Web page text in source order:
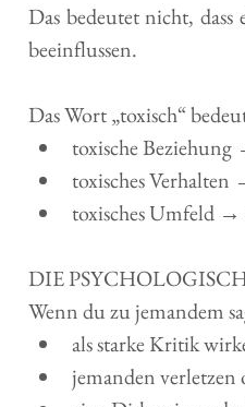
Das bedeutet nicht,
beeinflussen.
Das Wort „toxisch“
toxische Beziehung
toxisches Verhalten
toxisches Umfeld →
DIE
Wenn du zu jemandem
als starke Kritik
jemanden verletzen